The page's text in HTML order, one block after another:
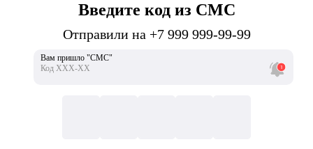
Введите код из СМС
Отправили на +7 999 999-99-99
Вам пришло "СМС"
Код ХХХ-ХХ